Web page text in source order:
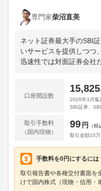
専門家柴沼直美
ネット証券最大手のSBI
いサービスを提供しつつ
迅速性では対面証券会社
者、セミプロまで幅広い
ーな仕様に設計されてい
す。日経ヴェリタスアナ
インされていた第一人者
点は見逃せません。この
インにする価値があると
リリースされた「SBIヒ
使わない手はありません
口座開設数
2026年3月集
SBI証券、
取引手数料
（国内現物）
99 円
（税
取引金額10
手数料を0円にするには
取引報告書や各種交付書面を
けで国内株式（現物・信用・